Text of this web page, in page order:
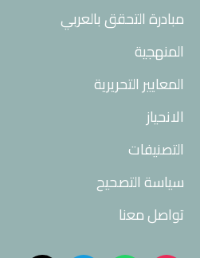
مبادرة التحقق بالعربي
المنهجية
المعايير التحريرية
الانحياز
التصنيفات
سياسة التصحيح
تواصل معنا